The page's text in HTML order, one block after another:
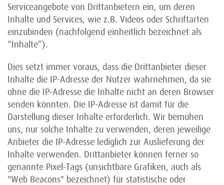
Serviceangebote von Drittanbietern ein, um deren
Inhalte und Services, wie z.B. Videos oder Schriftarten
einzubinden (nachfolgend einheitlich bezeichnet als
“Inhalte”).
Dies setzt immer voraus, dass die Drittanbieter dieser
Inhalte die IP-Adresse der Nutzer wahrnehmen, da sie
ohne die IP-Adresse die Inhalte nicht an deren Browser
senden könnten. Die IP-Adresse ist damit für die
Darstellung dieser Inhalte erforderlich. Wir bemühen
uns, nur solche Inhalte zu verwenden, deren jeweilige
Anbieter die IP-Adresse lediglich zur Auslieferung der
Inhalte verwenden. Drittanbieter können ferner so
genannte Pixel-Tags (unsichtbare Grafiken, auch als
"Web Beacons" bezeichnet) für statistische oder